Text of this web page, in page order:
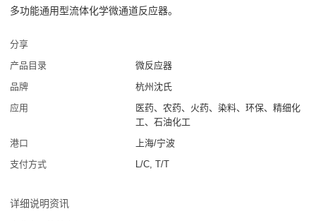
多功能通用型流体化学微通道反应器。
分享
产品目录
微反应器
品牌
杭州沈氏
应用
医药、农药、火药、染料、环保、精细化
工、石油化工
港口
上海/宁波
支付方式
L/C, T/T
详细说明资讯